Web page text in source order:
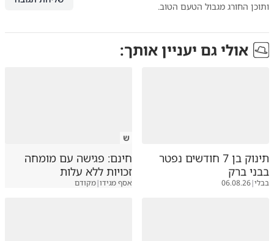
ותוכן החורג מגבול הטעם הטוב.
אולי גם יעניין אותך:
תינוק בן 7 חודשים נפטר
בבני ברק
בבלי|
06.08.26
ש
חינם: פגישה עם מומחה
זכויות ללא עלות
אסף מגידו|מקודם